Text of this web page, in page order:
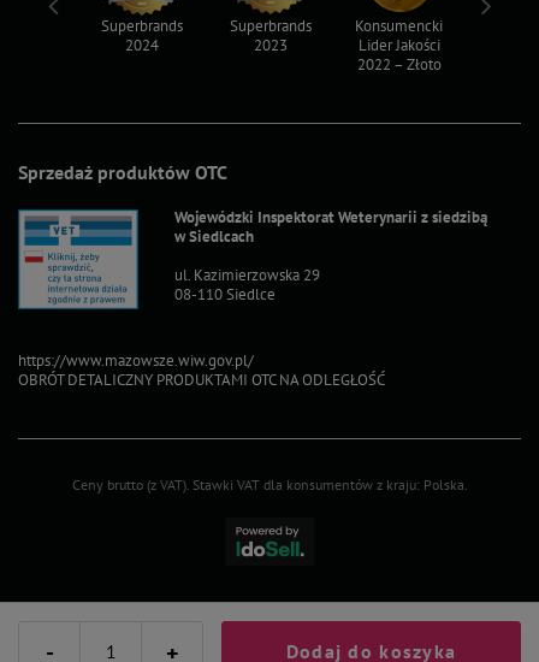
- + Dodaj do koszyka
Sprzedaż produktów OTC
Wojewódzki Inspektorat Weterynarii z siedzibą
w Siedlcach
ul. Kazimierzowska 29
08-110 Siedlce
https://www.mazowsze.wiw.gov.pl/
OBRÓT DETALICZNY PRODUKTAMI OTC NA ODLEGŁOŚĆ
Superbrands
2024
Superbrands
2023
Konsumencki
Lider Jakości
2022 – Złoto
Ceny brutto (z VAT). Stawki VAT dla konsumentów z kraju: Polska